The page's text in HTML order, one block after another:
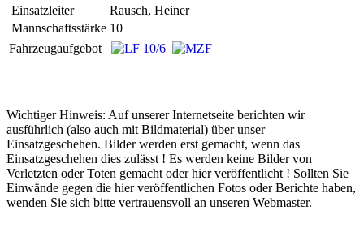
Einsatzleiter
Rausch, Heiner
Mannschaftsstärke 10
Fahrzeugaufgebot
Wichtiger Hinweis: Auf unserer Internetseite berichten wir
ausführlich (also auch mit Bildmaterial) über unser
Einsatzgeschehen. Bilder werden erst gemacht, wenn das
Einsatzgeschehen dies zulässt ! Es werden keine Bilder von
Verletzten oder Toten gemacht oder hier veröffentlicht ! Sollten Sie
Einwände gegen die hier veröffentlichen Fotos oder Berichte haben,
wenden Sie sich bitte vertrauensvoll an unseren Webmaster.